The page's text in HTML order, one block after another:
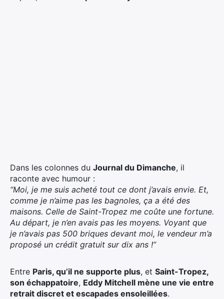
Dans les colonnes du Journal du Dimanche, il
raconte avec humour :
“Moi, je me suis acheté tout ce dont j’avais envie. Et,
comme je n’aime pas les bagnoles, ça a été des
maisons. Celle de Saint-Tropez me coûte une fortune.
Au départ, je n’en avais pas les moyens. Voyant que
je n’avais pas 500 briques devant moi, le vendeur m’a
proposé un crédit gratuit sur dix ans !”
Entre Paris, qu’il ne supporte plus, et Saint-Tropez,
son échappatoire, Eddy Mitchell mène une vie entre
retrait discret et escapades ensoleillées.